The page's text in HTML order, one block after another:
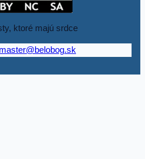
ktoré majú srdce